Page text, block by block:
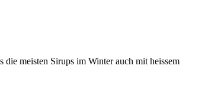
meisten Sirups im Winter auch mit heissem